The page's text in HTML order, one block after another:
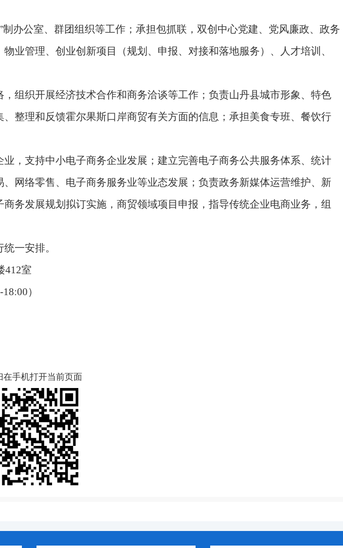
办公室、群团组织等工作；承担包抓联，双创中心党建、党风廉政、政务
业管理、创业创新项目（规划、申报、对接和落地服务）、人才培训、
组织开展经济技术合作和商务洽谈等工作；负责山丹县城市形象、特色
整理和反馈霍尔果斯口岸商贸有关方面的信息；承担美食专班、餐饮行
，支持中小电子商务企业发展；建立完善电子商务公共服务体系、统计
网络零售、电子商务服务业等业态发展；负责政务新媒体运营维护、新
务发展规划拟订实施，商贸领域项目申报，指导传统企业电商业务，组
一安排。
412室
）
在手机打开当前页面